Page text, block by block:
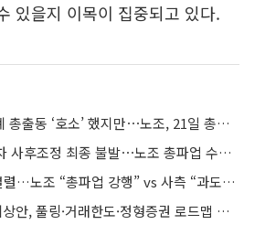
있을지 이목이 집중되고 있다.
총수ㆍ정부ㆍ재계 총출동 ‘호소’ 했지만⋯노조, 21일 총파업 강행 선언
삼성전자 노사 2차 사후조정 최종 불발⋯노조 총파업 수순 돌입
삼성 노사 끝내 결렬…노조 “총파업 강행” vs 사측 “과도한 요구 수용 못해”
STO 하위법규 예상안, 풀링·거래한도·정형증권 로드맵 제시